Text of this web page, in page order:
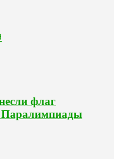
флаг
Паралимпиады